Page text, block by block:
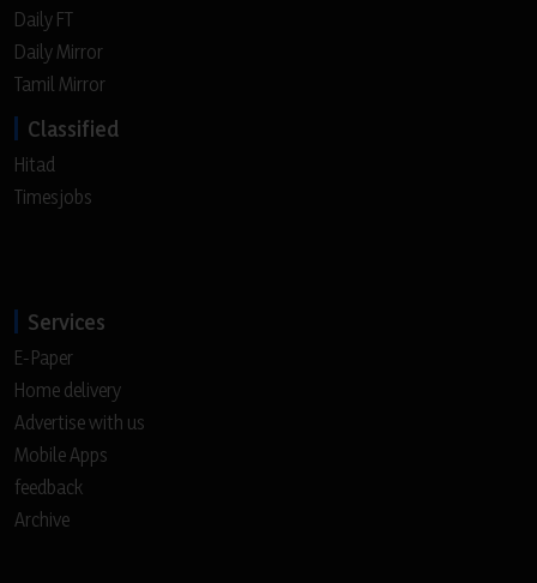
Daily FT
Daily Mirror
Tamil Mirror
Classified
Hitad
Timesjobs
Services
E-Paper
Home delivery
Advertise with us
Mobile Apps
feedback
Archive